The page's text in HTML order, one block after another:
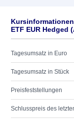
Kursinformationen
ETF EUR Hedged
Tagesumsatz in Euro
Tagesumsatz in Stück
Preisfeststellungen
Schlusspreis des